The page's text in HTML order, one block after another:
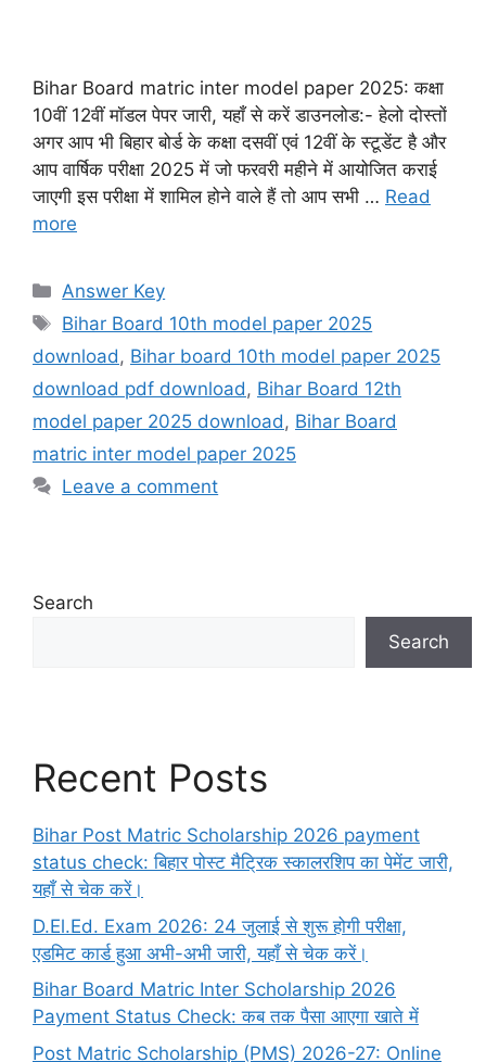
Bihar Board matric inter model paper 2025: कक्षा
10वीं 12वीं मॉडल पेपर जारी, यहाँ से करें डाउनलोड:- हेलो दोस्तों
अगर आप भी बिहार बोर्ड के कक्षा दसवीं एवं 12वीं के स्टूडेंट है और
आप वार्षिक परीक्षा 2025 में जो फरवरी महीने में आयोजित कराई
जाएगी इस परीक्षा में शामिल होने वाले हैं तो आप सभी … Read
more
Categories
Answer Key
Tags
Bihar Board 10th model paper 2025
download, Bihar board 10th model paper 2025
download pdf download, Bihar Board 12th
model paper 2025 download, Bihar Board
matric inter model paper 2025
Leave a comment
Search
Search
Recent Posts
Bihar Post Matric Scholarship 2026 payment
status check: बिहार पोस्ट मैट्रिक स्कालरशिप का पेमेंट जारी,
यहाँ से चेक करें।
D.El.Ed. Exam 2026: 24 जुलाई से शुरू होगी परीक्षा,
एडमिट कार्ड हुआ अभी-अभी जारी, यहाँ से चेक करें।
Bihar Board Matric Inter Scholarship 2026
Payment Status Check: कब तक पैसा आएगा खाते में
Post Matric Scholarship (PMS) 2026-27: Online